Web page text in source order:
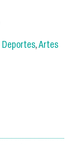
Deportes, Artes